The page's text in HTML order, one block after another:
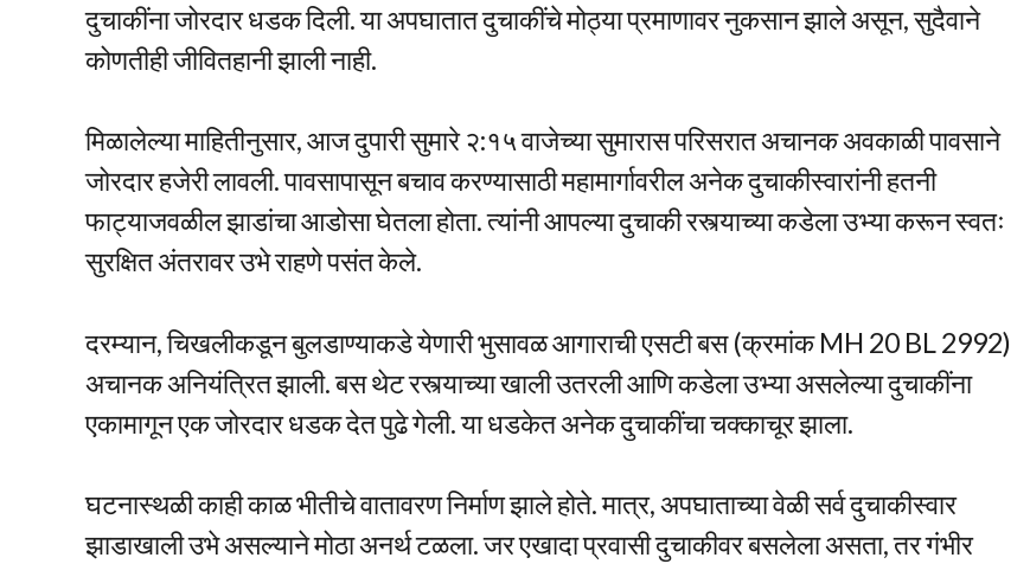
दुचाकींना जोरदार धडक दिली. या अपघातात दुचाकींचे मोठ्या प्रमाणावर नुकसान झाले असून, सुदैवाने
कोणतीही जीवितहानी झाली नाही.
मिळालेल्या माहितीनुसार, आज दुपारी सुमारे २:१५ वाजेच्या सुमारास परिसरात अचानक अवकाळी पावसाने
जोरदार हजेरी लावली. पावसापासून बचाव करण्यासाठी महामार्गावरील अनेक दुचाकीस्वारांनी हतनी
फाट्याजवळील झाडांचा आडोसा घेतला होता. त्यांनी आपल्या दुचाकी रस्त्याच्या कडेला उभ्या करून स्वतः
सुरक्षित अंतरावर उभे राहणे पसंत केले.
दरम्यान, चिखलीकडून बुलडाण्याकडे येणारी भुसावळ आगाराची एसटी बस (क्रमांक MH 20 BL 2992)
अचानक अनियंत्रित झाली. बस थेट रस्त्याच्या खाली उतरली आणि कडेला उभ्या असलेल्या दुचाकींना
एकामागून एक जोरदार धडक देत पुढे गेली. या धडकेत अनेक दुचाकींचा चक्काचूर झाला.
घटनास्थळी काही काळ भीतीचे वातावरण निर्माण झाले होते. मात्र, अपघाताच्या वेळी सर्व दुचाकीस्वार
झाडाखाली उभे असल्याने मोठा अनर्थ टळला. जर एखादा प्रवासी दुचाकीवर बसलेला असता, तर गंभीर